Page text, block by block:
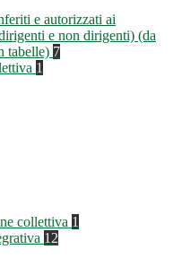
e autorizzati ai
e non dirigenti) (da
tabelle) 7
1
collettiva 1
12